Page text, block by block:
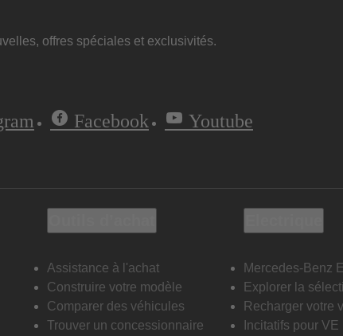
offres spéciales et exclusivités.
Facebook Youtube
Assistance à l'achat
Construire votre modèle
Comparer des véhicules
Trouver un concessionnaire
Mercedes-Benz
Explorer la
Recharger votre
Incitatifs pour VE